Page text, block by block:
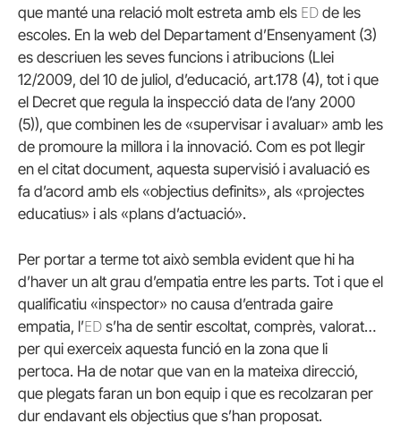
que manté una relació molt estreta amb els ED de les
escoles. En la web del Departament d’Ensenyament (3)
es descriuen les seves funcions i atribucions (Llei
12/2009, del 10 de juliol, d’educació, art.178 (4), tot i que
el Decret que regula la inspecció data de l’any 2000
(5)), que combinen les de «supervisar i avaluar» amb les
de promoure la millora i la innovació. Com es pot llegir
en el citat document, aquesta supervisió i avaluació es
fa d’acord amb els «objectius definits», als «projectes
educatius» i als «plans d’actuació».
Per portar a terme tot això sembla evident que hi ha
d’haver un alt grau d’empatia entre les parts. Tot i que el
qualificatiu «inspector» no causa d’entrada gaire
empatia, l’ED s’ha de sentir escoltat, comprès, valorat…
per qui exerceix aquesta funció en la zona que li
pertoca. Ha de notar que van en la mateixa direcció,
que plegats faran un bon equip i que es recolzaran per
dur endavant els objectius que s’han proposat.